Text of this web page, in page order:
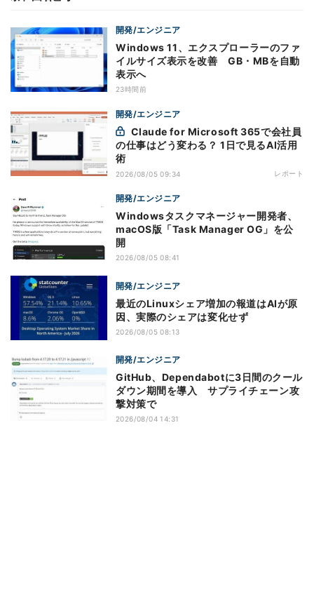
開発/エンジニア
Windows 11、エクスプローラーのファ
イルサイズ表示を改善 GB・MBを自動
表示へ
23時間前
開発/エンジニア
の仕事はどう変わる？ 1日で見るAI活用
術
2026/08/05 09:34 レポート
開発/エンジニア
Windowsタスクマネージャー開発者、
macOS版「Task Manager OG」を公
開
2026/08/05 08:41
開発/エンジニア
最近のLinuxシェア増加の報道はAIが原
因、実際のシェアは変化せず
2026/08/05 08:13
開発/エンジニア
GitHub、Dependabotに3日間のクール
ダウン期間を導入 サプライチェーン攻
撃対策で
2026/08/04 14:31